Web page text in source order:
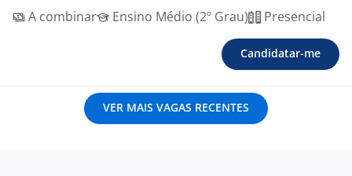
A combinar
Ensino Médio (2º Grau) Presencial
Candidatar-me
VER MAIS VAGAS RECENTES